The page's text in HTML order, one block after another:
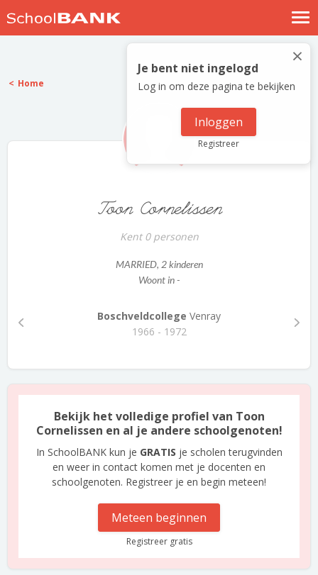
Nostalgische verhalen
Log in
Meld je gratis aan
×
Je bent niet ingelogd
Log in om deze pagina te bekijken
Inloggen
Registreer
Home
Toon Cornelissen
Kent 0 personen
MARRIED, 2 kinderen
Woont in -
Boschveldcollege Venray
1966 - 1972
Bekijk het volledige profiel van Toon
Cornelissen en al je andere schoolgenoten!
In SchoolBANK kun je GRATIS je scholen terugvinden
en weer in contact komen met je docenten en
schoolgenoten. Registreer je en begin meteen!
Meteen beginnen
Registreer gratis